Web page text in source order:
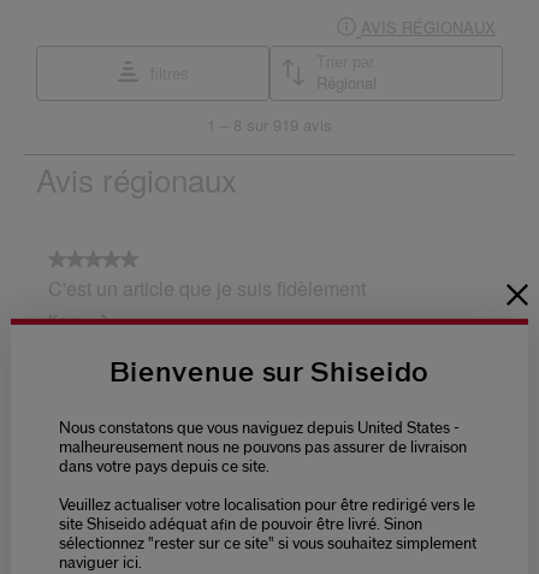
Bienvenue sur Shiseido
Nous constatons que vous naviguez depuis United States -
malheureusement nous ne pouvons pas assurer de livraison
dans votre pays depuis ce site.
Veuillez actualiser votre localisation pour être redirigé vers le
site Shiseido adéquat afin de pouvoir être livré. Sinon
sélectionnez "rester sur ce site" si vous souhaitez simplement
naviguer ici.